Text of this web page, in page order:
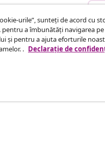
comanda ta.
Business
urile”, sunteți de acord cu
a îmbunătăți navigarea pe
și pentru a ajuta eforturile
. Declarație de